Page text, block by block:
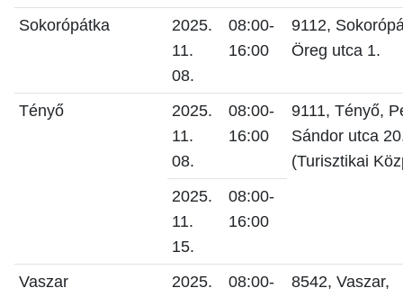
Sokorópátka
2025.
11.
08.
08:00-
16:00
9112,
Öreg utca 1.
Tényő
2025.
11.
08.
08:00-
16:00
9111, Tényő,
Sándor utca
(Turisztikai
2025.
11.
15.
08:00-
16:00
Vaszar
2025.
08:00-
8542, Vaszar,